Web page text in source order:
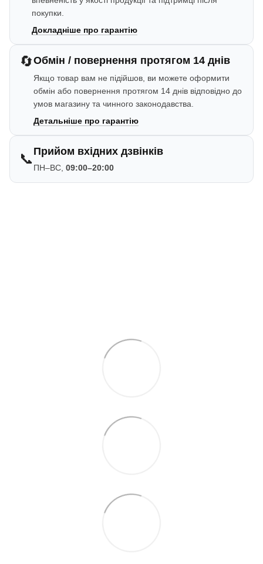
покупки.
Докладніше про гарантію
🔄Обмін / повернення протягом 14 днів
Якщо товар вам не підійшов, ви можете оформити
обмін або повернення протягом 14 днів відповідно до
умов магазину та чинного законодавства.
Детальніше про гарантію
📞 Прийом вхідних дзвінків
ПН–ВС, 09:00–20:00